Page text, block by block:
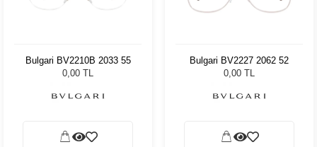
Bulgari BV2210B 2033 55
0,00 TL
Bulgari BV2227 2062 52
0,00 TL